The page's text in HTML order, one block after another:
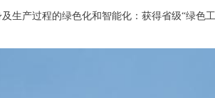
生产过程的绿色化和智能化：获得省级“绿色